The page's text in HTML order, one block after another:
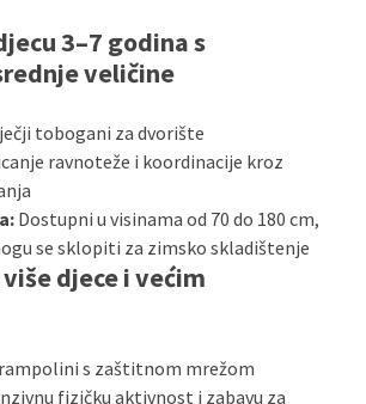
3–7 godina s
veličine
tobogani za dvorište
ravnoteže i koordinacije kroz
Dostupni u visinama od 70 do 180 cm,
se sklopiti za zimsko skladištenje
djece i većim
s zaštitnom mrežom
fizičku aktivnost i zabavu za